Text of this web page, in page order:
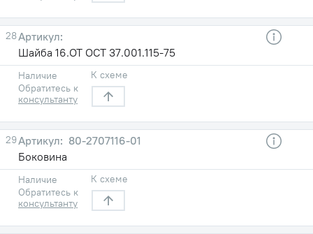
28
Шайба 16.ОТ ОСТ 37.001.115-75
Наличие
Обратитесь к
консультанту
К схеме
29
80-2707116-01
Боковина
Наличие
Обратитесь к
консультанту
К схеме